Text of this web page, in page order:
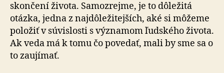
skončení života. Samozrejme, je to dôležitá
otázka, jedna z najdôležitejších, aké si môžeme
položiť v súvislosti s významom ľudského života.
Ak veda má k tomu čo povedať, mali by sme sa o
to zaujímať.